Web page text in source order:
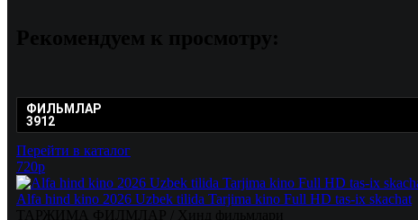
ФИЛЬМЛАР
3912
Перейти в каталог
720p
Alfa hind kino 2026 Uzbek tilida Tarjima kino Full HD tas-ix skachat